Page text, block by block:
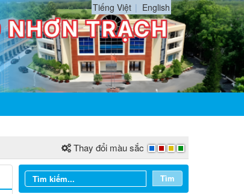
Tiếng Việt English
Thay đổi màu sắc
Tìm
Thông báo lịch làm việc tuần của
HĐND và UBND phường Nhơn Trạch( từ
ngày 03/08/2026 đến ngày 08/08/2026)